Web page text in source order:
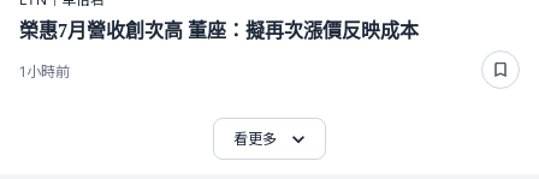
榮惠7月營收創次高 董座：擬再次漲價反映成本
1小時前
看更多